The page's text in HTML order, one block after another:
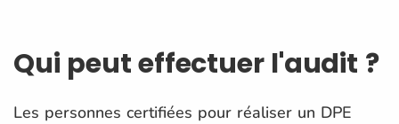
Qui peut effectuer l'audit ?
Les personnes certifiées pour réaliser un DPE